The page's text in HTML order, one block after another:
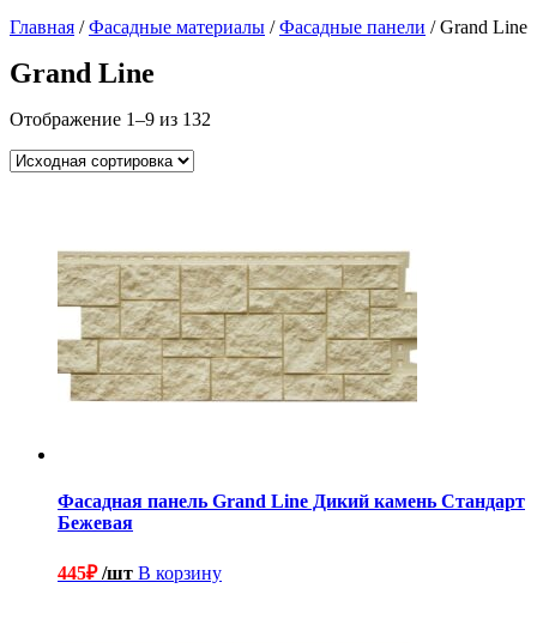
Button
Главная /Фасадные материалы /Фасадные панели / Grand Line
Grand Line
Отображение 1–9 из 132
Фасадная панель Grand Line Дикий камень Стандарт
Бежевая
445₽/шт В корзину